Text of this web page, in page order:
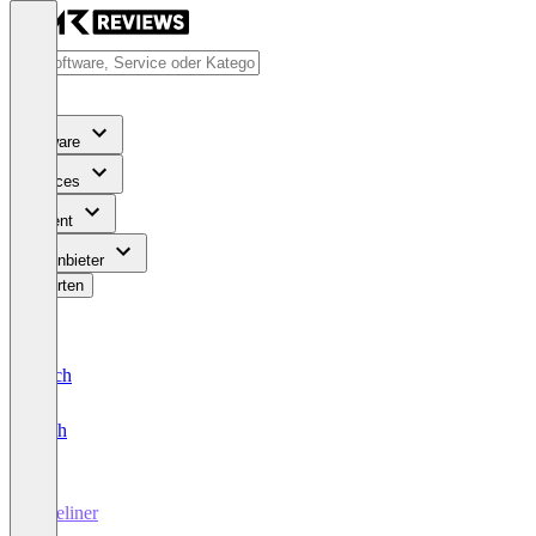
Software
Services
Content
Für Anbieter
Bewerten
Deutsch
English
Pipeliner